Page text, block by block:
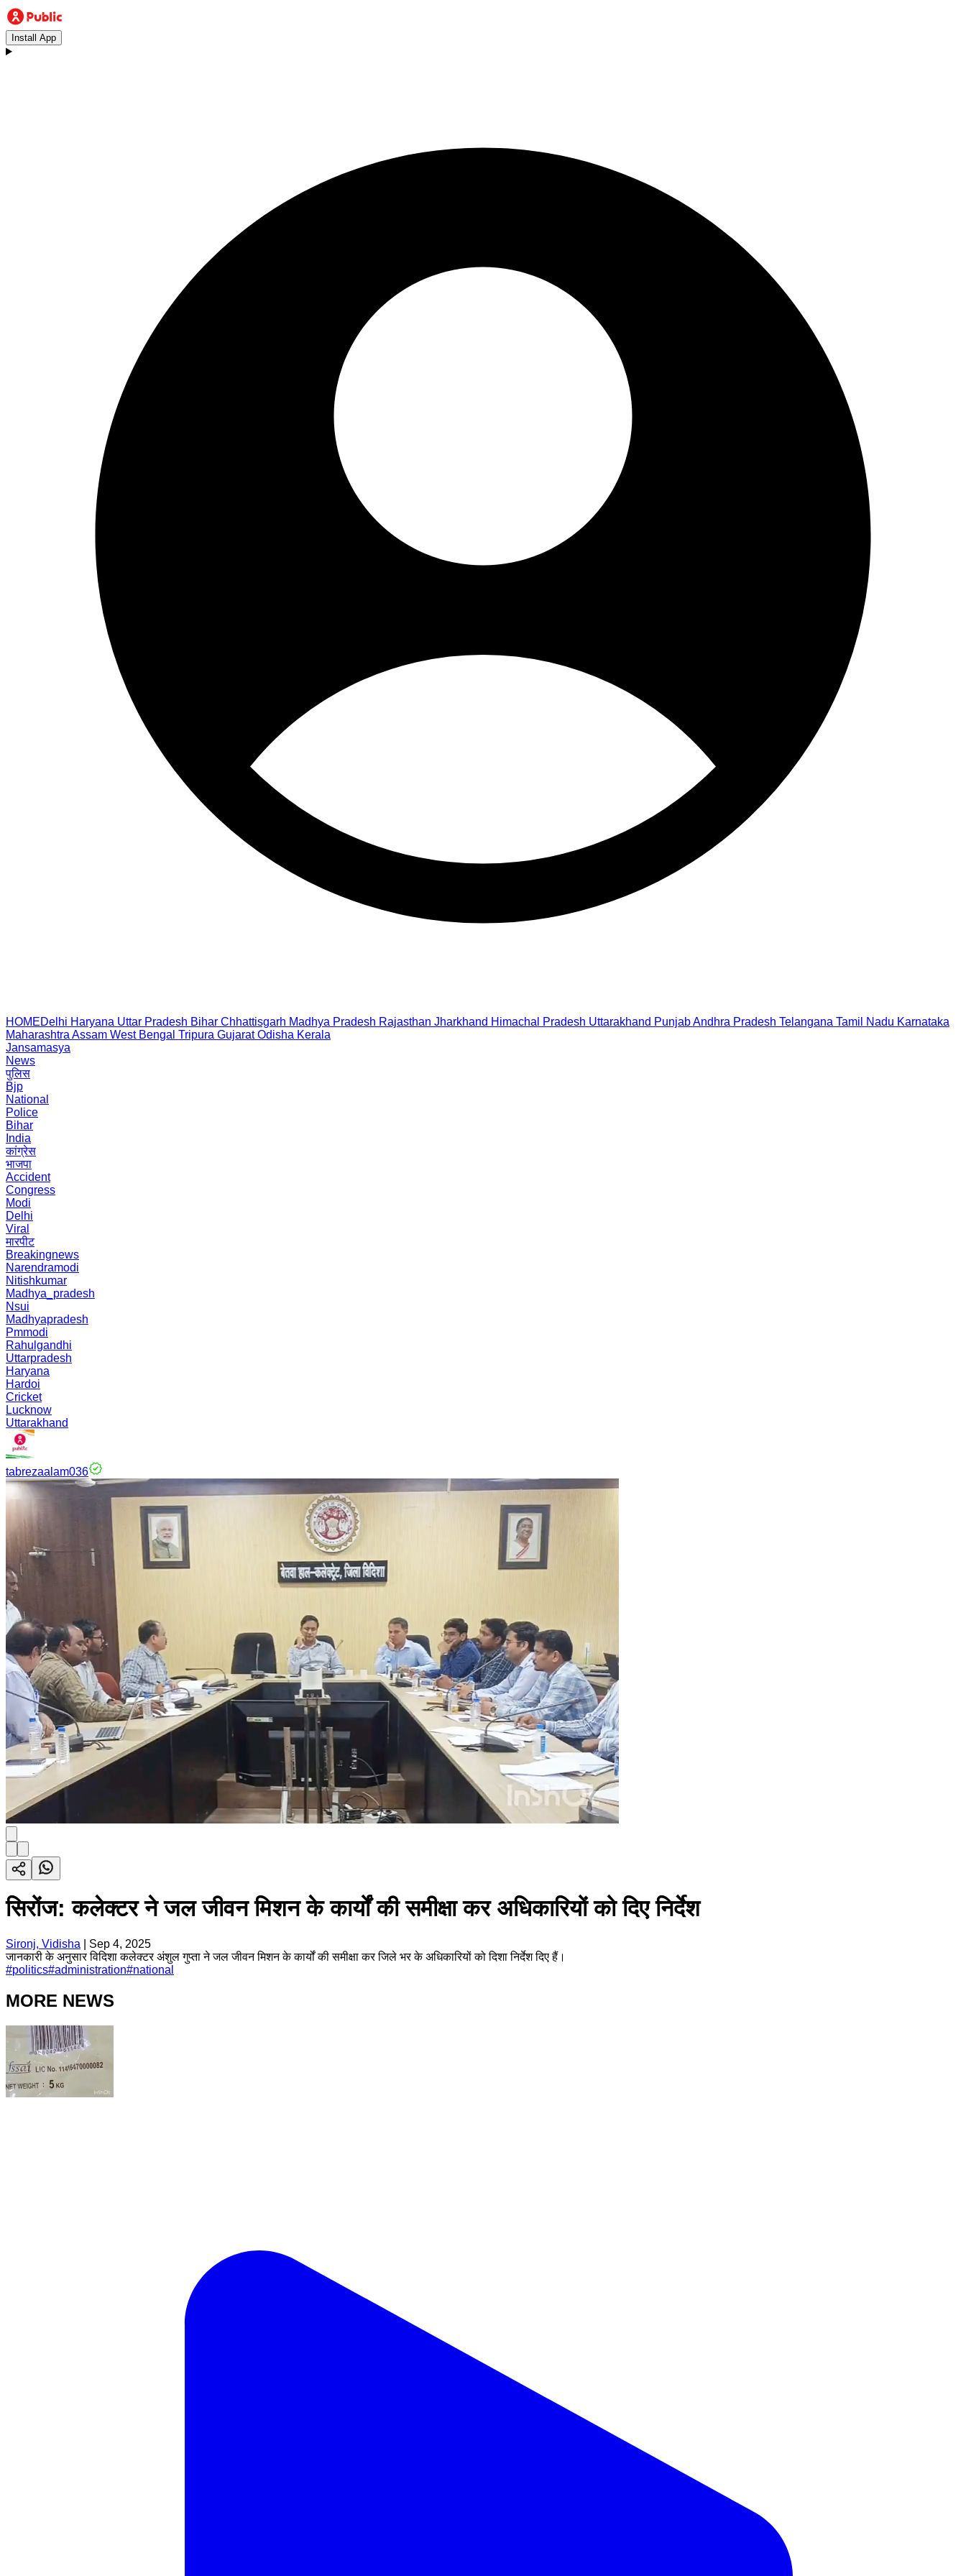
Install App
HOMEDelhi Haryana Uttar Pradesh Bihar Chhattisgarh Madhya Pradesh Rajasthan Jharkhand Himachal Pradesh Uttarakhand PunjabAndhra Pradesh Telangana Tamil Nadu Karnataka
Maharashtra Assam West Bengal Tripura Gujarat Odisha Kerala
Jansamasya
News
पुलिस
Bjp
National
Police
Bihar
India
कांग्रेस
भाजपा
Accident
Congress
Modi
Delhi
Viral
मारपीट
Breakingnews
Narendramodi
Nitishkumar
Madhya_pradesh
Nsui
Madhyapradesh
Pmmodi
Rahulgandhi
Uttarpradesh
Haryana
Hardoi
Cricket
Lucknow
Uttarakhand
tabrezaalam036
सिरोंज: कलेक्टर ने जल जीवन मिशन के कार्यों की समीक्षा कर अधिकारियों को दिए निर्देश
Sironj, Vidisha
Sep 4, 2025
जानकारी के अनुसार विदिशा कलेक्टर अंशुल गुप्ता ने जल जीवन मिशन के कार्यों की समीक्षा कर जिले भर के अधिकारियों को दिशा निर्देश दिए हैं।
#politics#administration#national
MORE NEWS